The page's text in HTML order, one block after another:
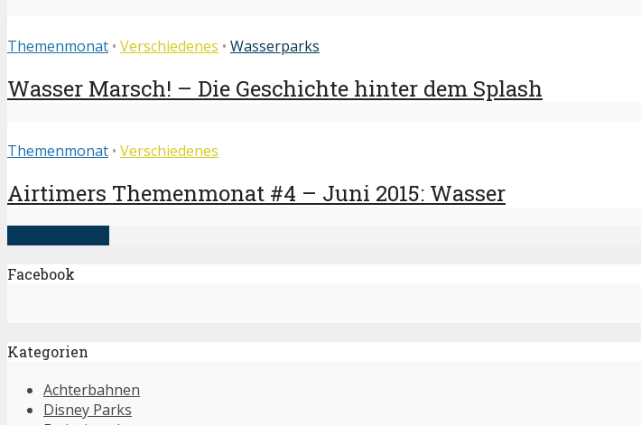
Themenmonat • Verschiedenes • Wasserparks
Wasser Marsch! – Die Geschichte hinter dem Splash
Themenmonat • Verschiedenes
Airtimers Themenmonat #4 – Juni 2015: Wasser
Facebook
Kategorien
Achterbahnen
Disney Parks